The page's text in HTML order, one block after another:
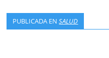
PUBLICADA ENSALUD